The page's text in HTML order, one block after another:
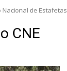
Nacional de Estafetas
CNE